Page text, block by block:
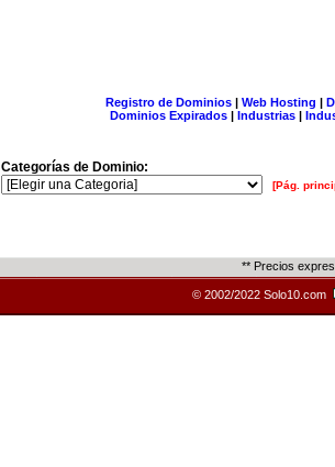
Registro de Dominios| Web Hosting |
Dominios Expirados | Industrias |
Categorías de Dominio:
[Pág.
** Precios
© 2002/2022 Solo10.com